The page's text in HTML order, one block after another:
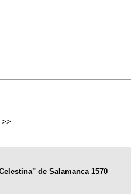
>>
de Salamanca 1570